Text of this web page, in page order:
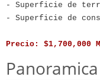
- Superficie de
- Superficie de
Precio: $1,700,000
Panoramica